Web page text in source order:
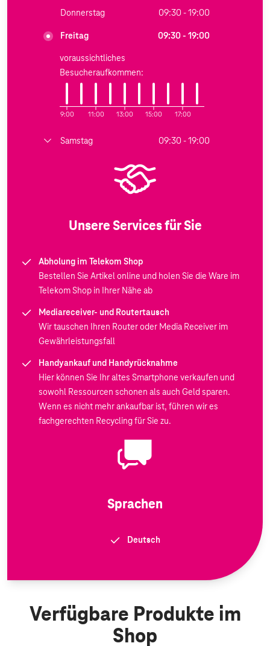
Donnerstag 09:30 - 19:00
Freitag 09:30 - 19:00
voraussichtliches
Besucheraufkommen:
9:00 11:00 13:00 15:00 17:00
Samstag 09:30 - 19:00
Unsere Services für Sie
Abholung im Telekom Shop
Bestellen Sie Artikel online und holen Sie die Ware im
Telekom Shop in Ihrer Nähe ab
Mediareceiver- und Routertausch
Wir tauschen Ihren Router oder Media Receiver im
Gewährleistungsfall
Handyankauf und Handyrücknahme
Hier können Sie Ihr altes Smartphone verkaufen und
sowohl Ressourcen schonen als auch Geld sparen.
Wenn es nicht mehr ankaufbar ist, führen wir es
fachgerechten Recycling für Sie zu.
Sprachen
Deutsch
Verfügbare Produkte im
Shop